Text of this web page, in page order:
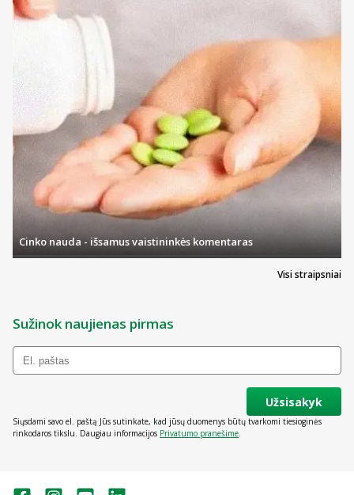
Visi straipsniai
Cinko nauda - išsamus vaistininkės komentaras
Sužinok naujienas pirmas
Užsisakyk
Siųsdami savo el. paštą Jūs sutinkate, kad jūsų duomenys būtų tvarkomi tiesioginės
rinkodaros tikslu. Daugiau informacijos Privatumo pranešime.